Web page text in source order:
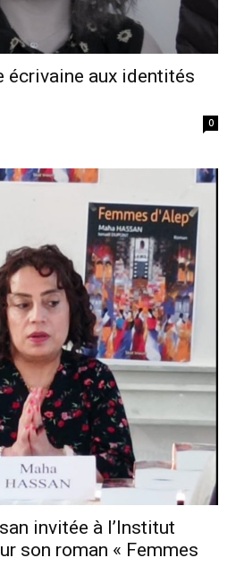
écrivaine aux identités
0
invitée à l’Institut
son roman « Femmes